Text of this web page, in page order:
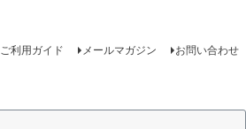
ご利用ガイド メールマガジン お問い合わせ